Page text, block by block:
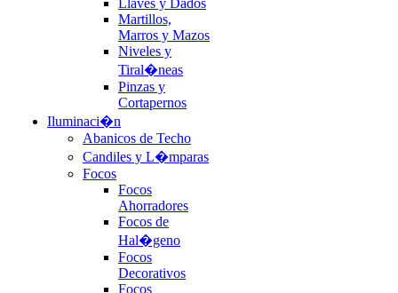
Llaves y Dados
Martillos,
Marros y Mazos
Niveles y
Tiral�neas
Pinzas y
Cortapernos
Iluminaci�n
Abanicos de Techo
Candiles y L�mparas
Focos
Focos
Ahorradores
Focos de
Hal�geno
Focos
Decorativos
Focos